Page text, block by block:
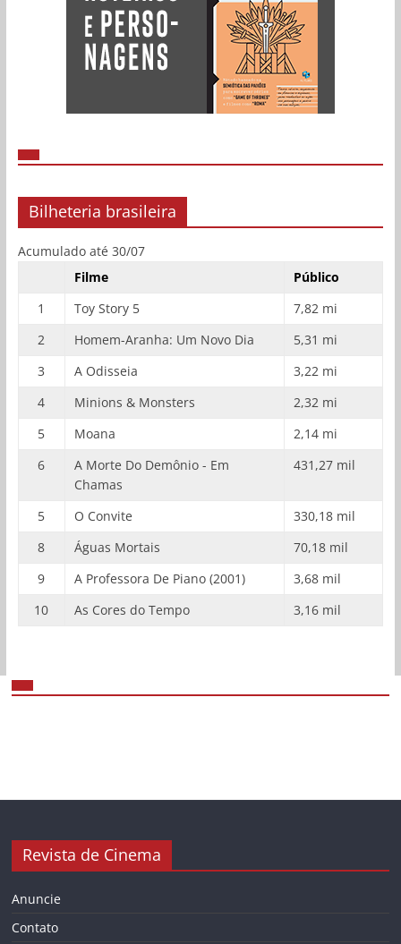
Bilheteria brasileira
Acumulado até 30/07
Filme
Público
1
Toy Story 5
7,82 mi
2
Homem-Aranha: Um Novo Dia
5,31 mi
3
A Odisseia
3,22 mi
4
Minions & Monsters
2,32 mi
5
Moana
2,14 mi
6
A Morte Do Demônio - Em
Chamas
431,27 mil
5 O Convite
330,18 mil
8
Águas Mortais
70,18 mil
9
A Professora De Piano (2001)
3,68 mil
10
As Cores do Tempo 3,16 mil
Revista de Cinema
Anuncie
Contato